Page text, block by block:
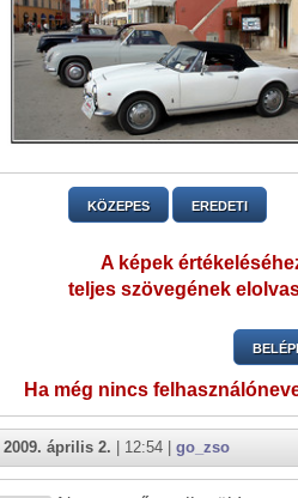
KÖZEPES EREDETI
A képek
teljes szövegének
Ha még nincs
2009. április 2. | 12:54 | go_zso